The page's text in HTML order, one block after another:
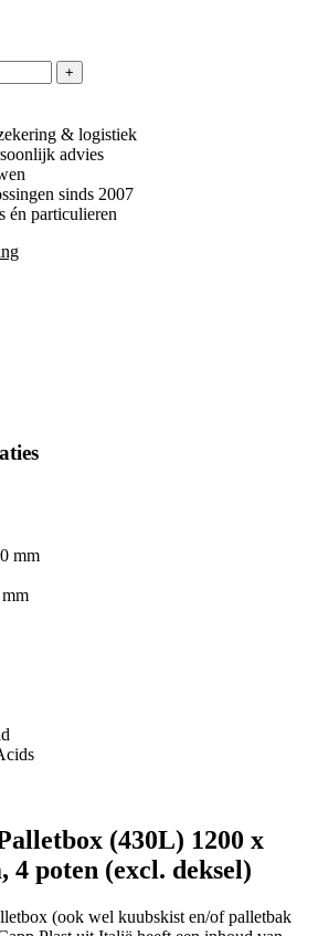
+
& logistiek
advies
sinds 2007
én particulieren
mm
(430L) 1200 x
4 poten (excl. deksel)
(ook wel kuubskist en/of palletbak